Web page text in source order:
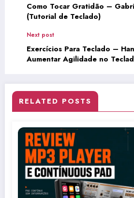
Como Tocar Gratidão –
(Tutorial de Teclado)
Next post
Exercícios Para Teclado –
Aumentar Agilidade no
RELATED POSTS